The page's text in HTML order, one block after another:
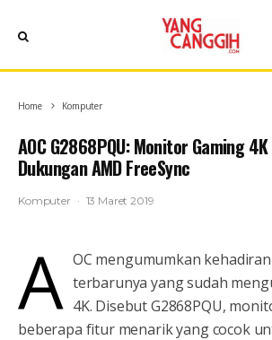
Home Komputer
AOC G2868PQU: Monitor Gaming
Dukungan AMD FreeSync
Komputer · 13 Maret 2019
A OC mengumumkan
terbarunya yang sudah
4K. Disebut G2868PQU,
beberapa fitur menarik yang cocok